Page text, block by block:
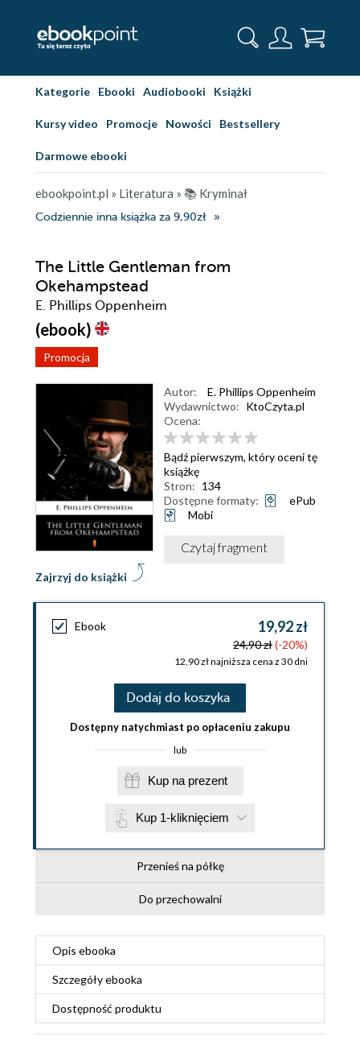
Kategorie Ebooki Audiobooki Książki
Kursy video Promocje Nowości Bestsellery
Darmowe ebooki
ebookpoint.pl » Literatura » 📚 Kryminał
Codziennie inna książka za 9,90zł
The Little Gentleman from
Okehampstead
E. Phillips Oppenheim
(ebook)
Promocja
Zajrzyj do książki
Autor:
E. Phillips Oppenheim
Wydawnictwo: KtoCzyta.pl
Ocena:
Bądź pierwszym, który oceni tę
książkę
Stron: 134
Dostępne formaty:
ePub
Mobi
Czytaj fragment
Ebook 19,92 zł
24,90 zł(-20%)
12,90 zł najniższa cena z 30 dni
Dodaj do koszyka
Dostępny natychmiast po opłaceniu zakupu
lub
Kup na prezent
Kup 1-kliknięciem
Przenieś na półkę
Do przechowalni
Opis ebooka
Szczegółyebooka
Dostępność produktu